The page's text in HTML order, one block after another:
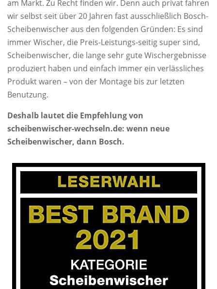
am Markt. Zu Recht finden wir. Denn auch privat fahren
wir selbst seit über 20 Jahren fast ausschließlich Bosch-
Scheibenwischer aus den folgenden Gründen: Es sind
immer Wischer, die Preis-Leistungs-seitig super sind,
Scheibenwischer, die lange sehr gute Wischergebnisse
produziert haben und einfach immer ein verlässliches
Produkt waren – von der Montage bis zur letzten
Benutzung.
Deshalb lautet die Empfehlung von
scheibenwischer-wechseln.de: wenn neue
Scheibenwischer, dann Bosch.